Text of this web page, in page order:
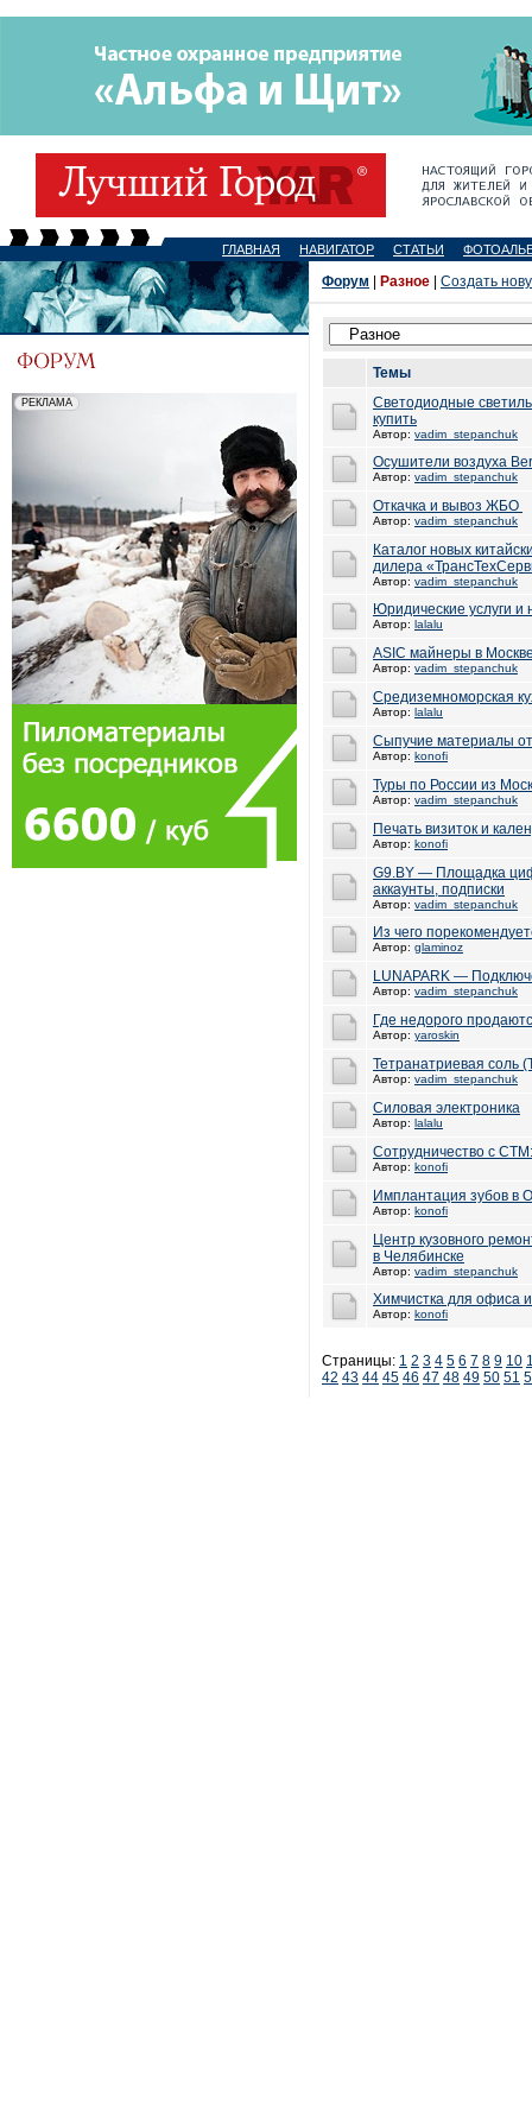
ГЛАВНАЯ НАВИГАТОР СТАТЬИ
Форум Разное Создать
Темы
Светодиодные
купить
Автор: vadim_stepanchuk
Осушители воздуха
Автор: vadim_stepanchuk
Откачка и вывоз ЖБО
Автор: vadim_stepanchuk
Каталог новых
дилера
Автор: vadim_stepanchuk
Юридические услуги и
Автор: lalalu
ASIC майнеры в
Автор: vadim_stepanchuk
Средиземноморская
Автор: lalalu
Сыпучие материалы
Автор: konofi
Туры по России из
Автор: vadim_stepanchuk
Печать визиток и
Автор: konofi
G9.BY — Площадка
аккаунты, подписки
Автор: vadim_stepanchuk
Из чего
Автор: glaminoz
LUNAPARK —
Автор: vadim_stepanchuk
Где недорого
Автор: yaroskin
Тетранатриевая соль
Автор: vadim_stepanchuk
Силовая электроника
Автор: lalalu
Сотрудничество с
Автор: konofi
Имплантация зубов в
Автор: konofi
Центр кузовного
в Челябинске
Автор: vadim_stepanchuk
Химчистка для офиса
Автор: konofi
Страницы: 1 2 3 4 5 6 7 8 9 10
42 43 44 45 46 47 48 49 50 51